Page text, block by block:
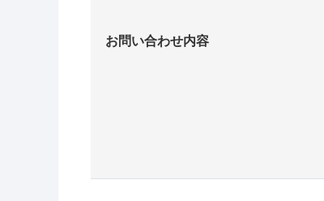
お問い合わせ内容